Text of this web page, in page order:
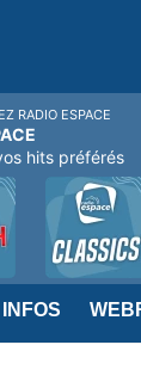
INFOS
RADIO ESPACE
hits préférés